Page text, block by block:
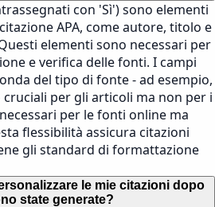
con 'Sì') sono elementi
APA, come autore, titolo e
elementi sono necessari per
e verifica delle fonti. I campi
del tipo di fonte - ad esempio,
per gli articoli ma non per i
per le fonti online ma
flessibilità assicura citazioni
gli standard di formattazione
le mie citazioni dopo
state generate?